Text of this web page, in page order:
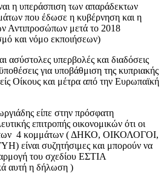
η υπεράσπιση των απαράδεκτων
που έδωσε η κυβέρνηση και η
Αντιπροσώπων μετά το 2018
και νόμο εκποιήσεων)
υπερβολές και διαδόσεις
για υποβάθμιση της κυπριακής
Οίκους και μέτρα από την Ευρωπαϊκή
είπε στην πρόσφατη
επιτροπής οικονομικών ότι οι
των 4 κομμάτων ( ΔΗΚΟ, ΟΙΚΟΛΟΓΟΙ,
συζητήσιμες και μπορούν να
του σχεδίου ΕΣΤΙΑ
αυτή η δήλωση )